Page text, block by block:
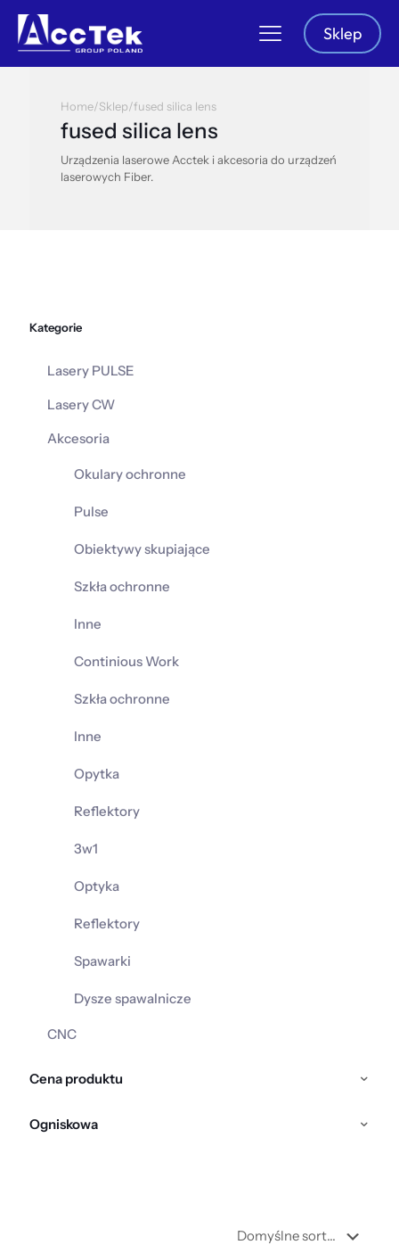
Sklep
Home/Sklep/fused silica lens
fused silica lens
Urządzenia laserowe Acctek i akcesoria do urządzeń
laserowych Fiber.
Kategorie
Lasery PULSE
Lasery CW
Akcesoria
Okulary ochronne
Pulse
Obiektywy skupiające
Szkła ochronne
Inne
Continious Work
Szkła ochronne
Inne
Opytka
Reflektory
3w1
Optyka
Reflektory
Spawarki
Dysze spawalnicze
CNC
Cena produktu
Ogniskowa